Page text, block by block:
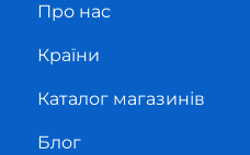
Про нас
Країни
Каталог магазинів
Блог